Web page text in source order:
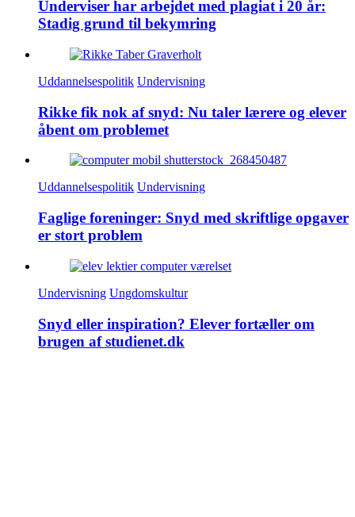
Underviser har arbejdet med plagiat i 20 år:
Stadig grund til bekymring
Uddannelsespolitik Undervisning
Rikke fik nok af snyd: Nu taler lærere og elever
åbent om problemet
Uddannelsespolitik Undervisning
Faglige foreninger: Snyd med skriftlige opgaver
er stort problem
Undervisning Ungdomskultur
Snyd eller inspiration? Elever fortæller om
brugen af studienet.dk